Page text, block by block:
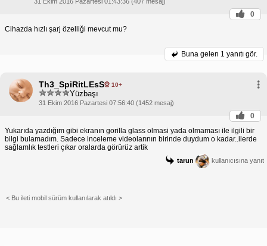
0
Cihazda hızlı şarj özelliği mevcut mu?
Buna gelen 1 yanıtı gör.
Th3_SpiRitLEsS 10+
Yüzbaşı
31 Ekim 2016 Pazartesi 07:56:40 (1452 mesaj)
0
Yukarıda yazdığım gibi ekranın gorilla glass olmasi yada olmaması ile ilgili bir
bilgi bulamadım. Sadece inceleme videolarının birinde duydum o kadar..ilerde
sağlamlık testleri çıkar oralarda görürüz artik
tarun kullanıcısına yanıt
< Bu ileti mobil sürüm kullanılarak atıldı >